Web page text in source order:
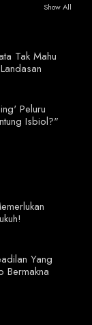
Show All
Tak Mahu
Peluru
Isbiol?"
Yang
Bermakna